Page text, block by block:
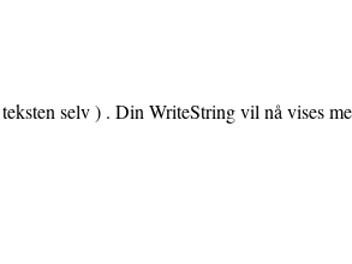
selv ) . Din WriteString vil nå vises